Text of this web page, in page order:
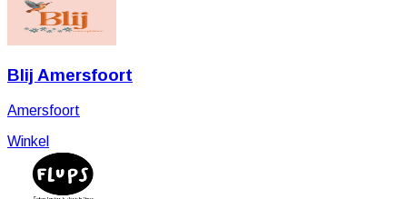
Blij Amersfoort
Amersfoort
Winkel